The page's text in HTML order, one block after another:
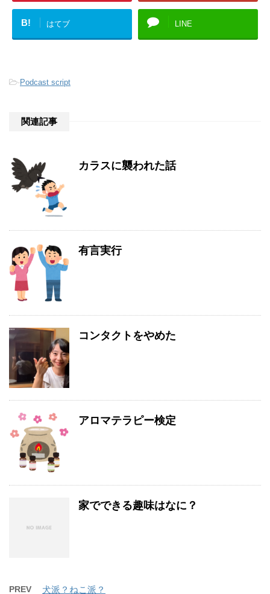
B! はてブ LINE
-Podcast script
関連記事
カラスに襲われた話
有言実行
コンタクトをやめた
アロマテラピー検定
家でできる趣味はなに？
PREV 犬派？ねこ派？